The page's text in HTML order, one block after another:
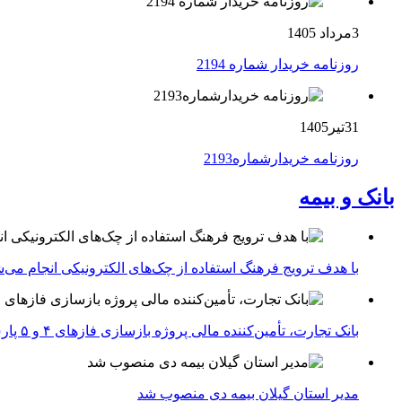
3مرداد 1405
روزنامه خریدار شماره 2194
31تیر1405
روزنامه خریدارشماره2193
بانک و بیمه
با هدف ترویج فرهنگ استفاده از چک‌های الکترونیکی انجام
بانک تجارت، تأمین‌کننده مالی پروژه بازسازی فازهای ۴ و ۵ پارس جنوبی
مدیر استان گیلان بیمه دی منصوب شد